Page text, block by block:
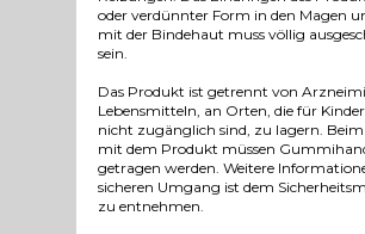
oder verdünnter Form in den Magen
mit der Bindehaut muss völlig
sein.
Das Produkt ist getrennt von
Lebensmitteln, an Orten, die für
nicht zugänglich sind, zu lagern.
mit dem Produkt müssen
getragen werden. Weitere
sicheren Umgang ist dem
zu entnehmen.